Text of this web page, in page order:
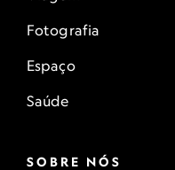
Fotografia
Espaço
Saúde
SOBRE NÓS